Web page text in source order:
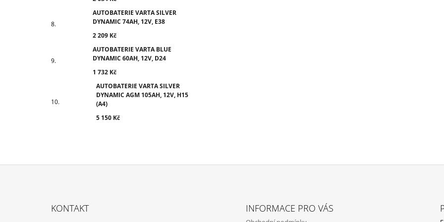
AUTOBATERIE VARTA SILVER
DYNAMIC 74AH, 12V, E38
2 209 Kč
AUTOBATERIE VARTA BLUE
DYNAMIC 60AH, 12V, D24
1 732 Kč
AUTOBATERIE VARTA SILVER
DYNAMIC AGM 105AH, 12V, H15
(A4)
5 150 Kč
KONTAKT INFORMACE PRO VÁS